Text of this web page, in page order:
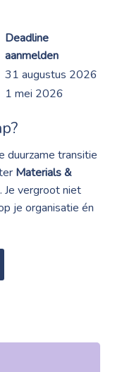
Deadline
aanmelden
31 augustus 2026
1 mei 2026
duurzame transitie
Materials &
Je vergroot niet
je organisatie én